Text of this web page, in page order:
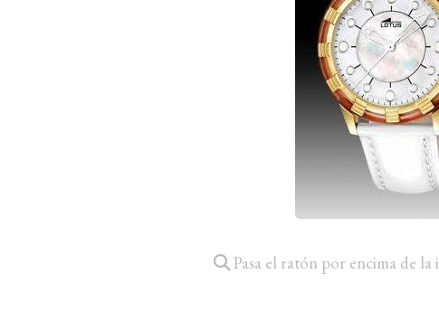
Pasa el ratón por encima de